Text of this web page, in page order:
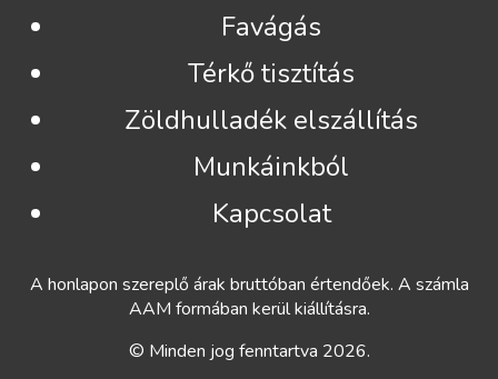
Favágás
Térkő tisztítás
Zöldhulladék elszállítás
Munkáinkból
Kapcsolat
A honlapon szereplő árak bruttóban értendőek. A számla
AAM formában kerül kiállításra.
© Minden jog fenntartva 2026.